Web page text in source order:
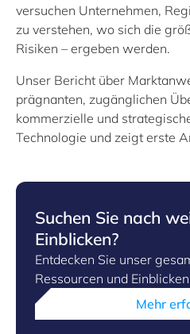
versuchen Unternehmen,
zu verstehen, wo sich die
Risiken – ergeben werden.
Unser Bericht über
prägnanten, zugänglichen
kommerzielle und
Technologie und zeigt erste
Suchen Sie nach
Einblicken?
Entdecken Sie unser
Ressourcen und
Mehr